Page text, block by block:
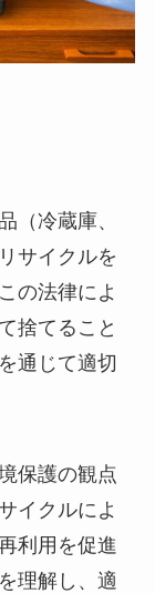
（冷蔵庫、
サイクルを
の法律によ
捨てること
通じて適切
保護の観点
イクルによ
利用を促進
理解し、適